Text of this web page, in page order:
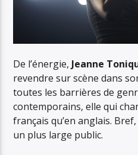
De l’énergie, Jeanne
revendre sur scène dans
toutes les barrières de
contemporains, elle qui
français qu’en anglais.
un plus large public.